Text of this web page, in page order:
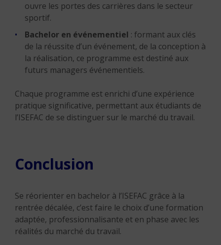
ouvre les portes des carrières dans le secteur
sportif.
Bachelor en événementiel : formant aux clés
de la réussite d’un événement, de la conception à
la réalisation, ce programme est destiné aux
futurs managers événementiels.
Chaque programme est enrichi d’une expérience
pratique significative, permettant aux étudiants de
l’ISEFAC de se distinguer sur le marché du travail.
Conclusion
Se réorienter en bachelor à l’ISEFAC grâce à la
rentrée décalée, c’est faire le choix d’une formation
adaptée, professionnalisante et en phase avec les
réalités du marché du travail.